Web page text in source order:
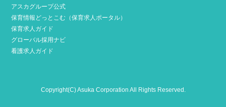
アスカグループ公式
保育情報どっとこむ（保育求人ポータル）
保育求人ガイド
グローバル採用ナビ
看護求人ガイド
Copyright(C) Asuka Corporation All Rights Reserved.